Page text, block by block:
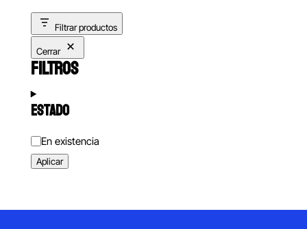
$2,014.00.$1,410.00.
Filtrar productos
Cerrar
FILTROS
ESTADO
Estado
En existencia
Aplicar